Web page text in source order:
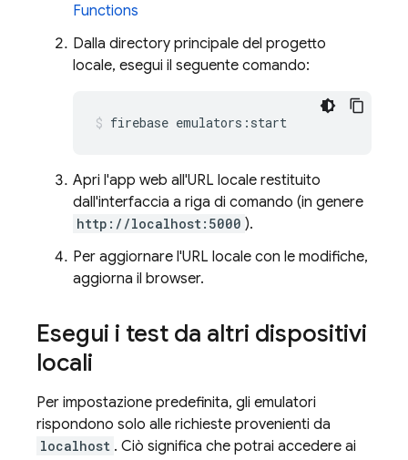
Functions
Dalla directory principale del progetto
locale, esegui il seguente comando:
firebase emulators:start
Apri l'app web all'URL locale restituito
dall'interfaccia a riga di comando (in genere
http://localhost:5000 ).
Per aggiornare l'URL locale con le modifiche,
aggiorna il browser.
Esegui i test da altri dispositivi
locali
Per impostazione predefinita, gli emulatori
rispondono solo alle richieste provenienti da
localhost . Ciò significa che potrai accedere ai